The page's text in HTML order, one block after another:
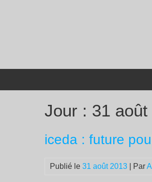
Jour : 31 août
iceda : future
Publié le 31 août 2013 | Par